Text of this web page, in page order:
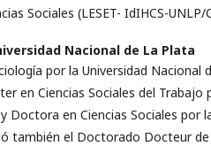
Sociales (LESET- IdIHCS-UNLP/
Nacional de La Plata
por la Universidad Nacional
en Ciencias Sociales del Trabajo
Doctora en Ciencias Sociales por
también el Doctorado Docteur de